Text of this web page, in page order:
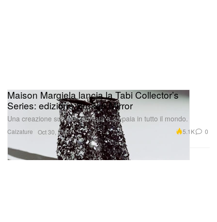
Calzature
Maison Margiela lancia la Tabi Collector’s
Series: edizione Broken Mirror
Una creazione surreale, limitata a 25 paia in tutto il mondo.
Oct 30, 2025 5.1K 0